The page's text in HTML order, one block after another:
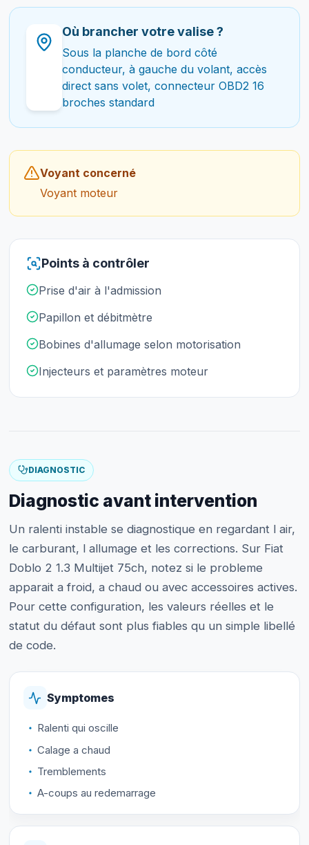
Où brancher votre valise ?
Sous la planche de bord côté
conducteur, à gauche du volant, accès
direct sans volet, connecteur OBD2 16
broches standard
Voyant concerné
Voyant moteur
Points à contrôler
Prise d'air à l'admission
Papillon et débitmètre
Bobines d'allumage selon motorisation
Injecteurs et paramètres moteur
DIAGNOSTIC
Diagnostic avant intervention
Un ralenti instable se diagnostique en regardant l air,
le carburant, l allumage et les corrections. Sur Fiat
Doblo 2 1.3 Multijet 75ch, notez si le probleme
apparait a froid, a chaud ou avec accessoires actives.
Pour cette configuration, les valeurs réelles et le
statut du défaut sont plus fiables qu un simple libellé
de code.
Symptomes
Ralenti qui oscille
Calage a chaud
Tremblements
A-coups au redemarrage